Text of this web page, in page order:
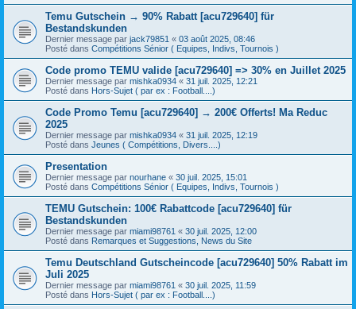
Temu Gutschein → 90% Rabatt [acu729640] für
Bestandskunden
Dernier message par jack79851 « 03 août 2025, 08:46
Posté dans Compétitions Sénior ( Equipes, Indivs, Tournois )
Code promo TEMU valide [acu729640] => 30% en Juillet 2025
Dernier message par mishka0934 « 31 juil. 2025, 12:21
Posté dans Hors-Sujet ( par ex : Football....)
Code Promo Temu [acu729640] → 200€ Offerts! Ma Reduc
2025
Dernier message par mishka0934 « 31 juil. 2025, 12:19
Posté dans Jeunes ( Compétitions, Divers....)
Presentation
Dernier message par nourhane « 30 juil. 2025, 15:01
Posté dans Compétitions Sénior ( Equipes, Indivs, Tournois )
TEMU Gutschein: 100€ Rabattcode [acu729640] für
Bestandskunden
Dernier message par miami98761 « 30 juil. 2025, 12:00
Posté dans Remarques et Suggestions, News du Site
Temu Deutschland Gutscheincode [acu729640] 50% Rabatt im
Juli 2025
Dernier message par miami98761 « 30 juil. 2025, 11:59
Posté dans Hors-Sujet ( par ex : Football....)